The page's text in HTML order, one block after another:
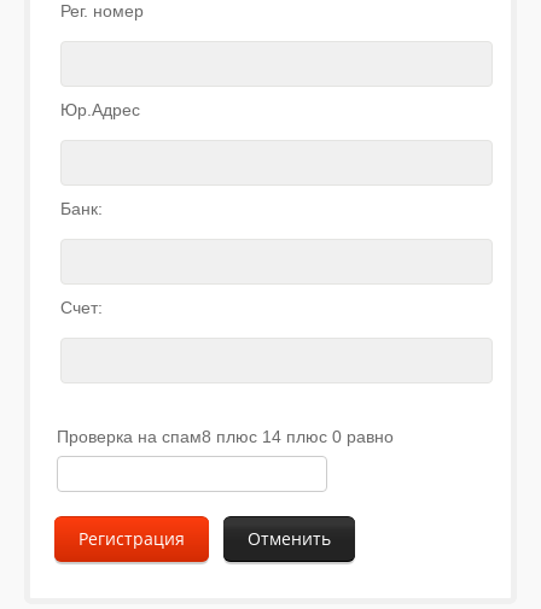
Рег. номер
Юр.Адрес
Банк:
Счет:
Проверка на спам8 плюс 14 плюс 0 равно
Регистрация Отменить